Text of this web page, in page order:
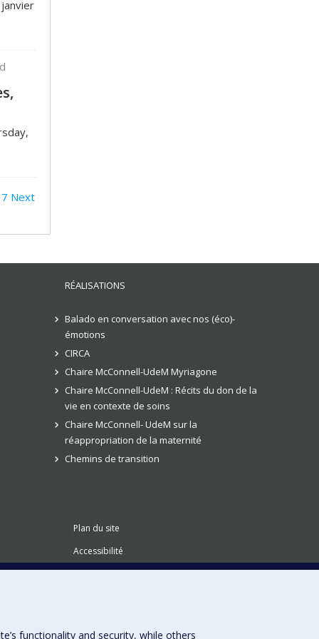
7 Next
RÉALISATIONS
Balado en conversation avec nos (éco)-
émotions
CIRCA
Chaire McConnell-UdeM Myriagone
Chaire McConnell-UdeM : Récits du don de la
vie en contexte de soins
Chaire McConnell- UdeM sur la
réappropriation de la maternité
Chemins de transition
Plan du site
Accessibilité
functionality and security, while others